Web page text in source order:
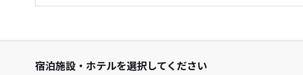
宿泊施設・ホテルを選択してください